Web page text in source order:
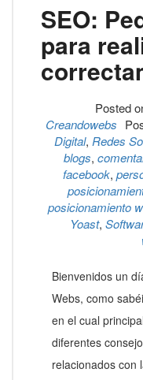
SEO:
para
Posted
Creandowebs
Digital, Redes
blogs,
facebook,
posicionamiento
Yoast,
Bienvenidos un
Webs, como
en el cual
diferentes
relacionados con